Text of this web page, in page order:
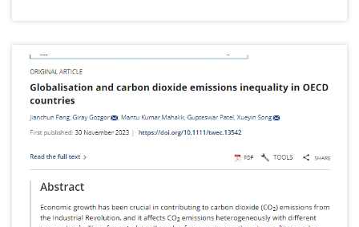
县域经济，分析当前县域经济的趋势、特点及现
存的问题，提出了促进县域经济高质量发展的针
对性建议。